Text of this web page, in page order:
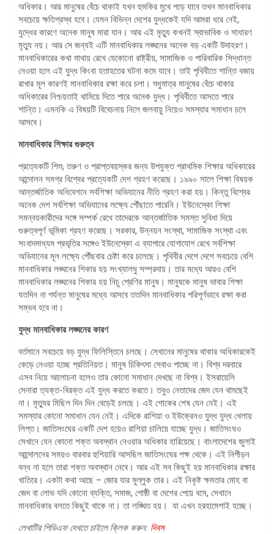
অধিকার। আর মানুষের বেঁচে থাকাই যখন হুমকির মুখে পড়ে যাবে তখন মানবাধিকার
সবচেয়ে ক্ষতিগ্রস্থ হবে। যেমন বিভিন্ন দেশের যুদ্ধকেই যদি আমরা ধরে নেই,
যুদ্ধের কারণে অনেক মানুষ মারা যান। আর এই মৃত্যু কখনই স্বাভাবিক ও সাধারণ
মৃত্যু নয়। আর সে জন্যই এটি মানবাধিকার লঙ্ঘনের অনেক বড় একটি উদাহরণ।
মানবাধিকারের কথা মাথায় রেখে যেকোনো রাষ্ট্রীয়, সামাজিক ও পারিবারিক সিদ্ধান্ত
নেওয়া হলে এই যুদ্ধ কিংবা হতাহতের ঘটনা কমে যাবে। তাই পৃথিবীতে শান্তি বজায়
রাখার মূল কারণই মানবাধিকার রক্ষা করে চলা। শুধুমাত্র মানুষের বেঁচে থাকার
অধিকারের নিশ্চয়তাই থামিয়ে দিতে পারে অনেক যুদ্ধ। পৃথিবীতে আসতে পারে
শান্তি। এমনকি এ বিষয়টি বিবেচনায় নিলে জলবায়ু নিয়েও সমস্যার সমাধান চলে
আসবে।
মানবাধিকার শিক্ষার গুরুত্ব
প্রত্যেকটি শিশু, তরুণ ও প্রাপ্তবয়স্কর জন্য উপযুক্ত প্রাথমিক শিক্ষার অধিকারের
আন্দোলন সমগ্র বিশ্বের প্রত্যেকটি দেশ গ্রহণ করেছে। ১৯৯০ সালে শিক্ষা বিষয়ক
আন্তর্জাতিক অধিবেশনে সর্বশিক্ষা অভিযানের নীতি গ্রহণ করা হয়। কিন্তু বিশ্বের
অনেক দেশ সর্বশিক্ষা অভিযানের লক্ষ্যে পৌঁছাতে পারেনি। ইউনেস্কো শিক্ষা
সমন্বয়কারীদের সঙ্গে সম্পর্ক রেখে তাদেরকে আন্তর্জাতিক সমস্ত সুবিধা দিয়ে
গুরুত্বপূর্ণ ভূমিকা গ্রহণ করেছে। সরকার, উন্নয়ন সংস্থা, সামাজিক সংস্থা এবং
সংবাদমাধ্যম প্রভৃতির সঙ্গেও ইউনেস্কো এ ব্যাপারে যোগাযোগ রেখে সর্বশিক্ষা
অভিযানের মূল লক্ষ্যে পৌঁছবার চেষ্টা করে চলেছে। পৃথিবীর দেশে দেশে সবচেয়ে বেশি
মানবাধিকার লঙ্ঘনের শিকার হয় সংখ্যালঘু সম্প্রদায়। তার মধ্যে আরও বেশি
মানবাধিকার লঙ্ঘনের শিকার হয় নিচু শ্রেণির মানুষ। মানুষকে মানুষ ভাবার শিক্ষা
যতদিন না পর্যন্ত মানুষের মধ্যে আসবে ততদিন মানবাধিকার পরিপূর্ণভাবে রক্ষা করা
সম্ভব হবে না।
যুদ্ধ মানবাধিকার লঙ্ঘনের কারণ
বর্তমানে সবচেয়ে বড় যুদ্ধ ফিলিস্তিনে চলছে। সেখানের মানুষের থাকার অধিকারকেই
কেড়ে নেওয়া হচ্ছে প্রতিনিয়ত। মানুষ চিকিৎসা সেবাও পাচ্ছে না। বিশ্ব দরবারে
এসব নিয়ে আলোচনা হলেও তার কোনো সমাধান দেখছে না বিশ্ব। ইসরায়েলি
সেনারা ত্যক্ত-বিরক্ত এই যুদ্ধ করতে করতে। তবুও নেতাদের জেদ যেন থামছেই
না। মৃত্যুর মিছিল দিন দিন বেড়েই চলছে। এই শোকের শেষ যেন নেই। এই
সমস্যার কোনো সমাধান যেন নেই। এদিকে রাশিয়া ও ইউক্রেনও যুদ্ধ যুদ্ধ খেলায়
লিপ্ত। জাতিসংঘের একটি দেশ হয়েও রাশিয়া চালিয়ে যাচ্ছে যুদ্ধ। জাতিসংঘও
সেখানে যেন কোনো শক্ত অবস্থান নেওয়ার অধিকার হারিয়েছে। বাংলাদেশের জুলাই
আন্দোলনের সময়ও বারবার হুশিয়ারি আসছিল জাতিসংঘের পক্ষ থেকে। এই নিপীড়ন
বন্ধ না হলে তারা শক্ত অবস্থান নেবে। আর এই সব কিছুই হয় মানবাধিকার রক্ষার
খাতিরে। একটা কথা আছে – জোর যার মুল্লুক তার। এই নিকৃষ্ট ক্ষমতার মোহ বা
জেদ বা লোভ যদি কোনো ব্যক্তি, সমাজ, গোষ্ঠী বা দেশের পেয়ে বসে, সেখানে
মানবাধিকার বলতে কিছুই থাকে না। তা লঙ্ঘিত হয়। যা এখন হরহামেশাই হচ্ছে।
লেখাটির পিডিএফ দেখতে চাইলে ক্লিক করুন: দিবস